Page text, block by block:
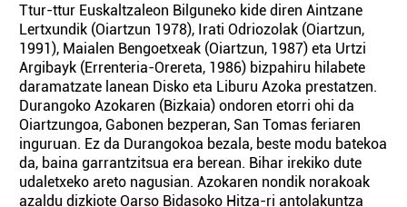
Ttur-ttur Euskaltzaleon Bilguneko kide diren Aintzane
Lertxundik (Oiartzun 1978), Irati Odriozolak (Oiartzun,
1991), Maialen Bengoetxeak (Oiartzun, 1987) eta Urtzi
Argibayk (Errenteria-Orereta, 1986) bizpahiru hilabete
daramatzate lanean Disko eta Liburu Azoka prestatzen.
Durangoko Azokaren (Bizkaia) ondoren etorri ohi da
Oiartzungoa, Gabonen bezperan, San Tomas feriaren
inguruan. Ez da Durangokoa bezala, beste modu batekoa
da, baina garrantzitsua era berean. Bihar irekiko dute
udaletxeko areto nagusian. Azokaren nondik norakoak
azaldu dizkiote Oarso Bidasoko Hitza-ri antolakuntza